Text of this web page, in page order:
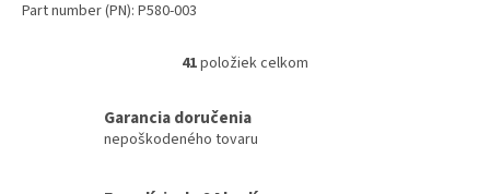
Part number (PN): P580-003
O
l
á
41položiek celkom
Garancia doručenia
nepoškodeného tovaru